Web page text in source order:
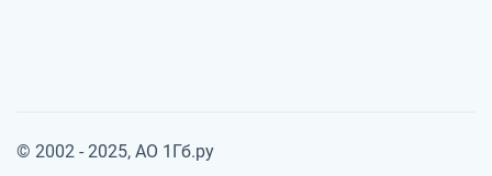
© 2002 - 2025, АО 1Гб.ру